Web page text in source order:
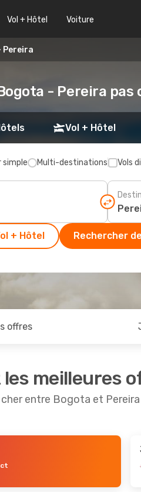
Vol + Hôtel Voiture
Pereira
- Pereira pas
Vol + Hôtel
simple Multi-destinations Vols
+ Hôtel Rechercher
offres
les meilleures
entre Bogota et Pereira